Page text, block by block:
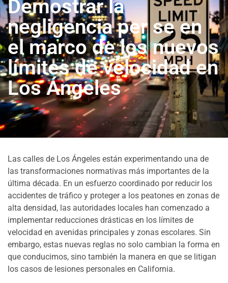
Demostrar la
negligencia per se en
el marco de los nuevos
límites de velocidad en
Los Ángeles
Las calles de Los Ángeles están experimentando una de
las transformaciones normativas más importantes de la
última década. En un esfuerzo coordinado por reducir los
accidentes de tráfico y proteger a los peatones en zonas de
alta densidad, las autoridades locales han comenzado a
implementar reducciones drásticas en los límites de
velocidad en avenidas principales y zonas escolares. Sin
embargo, estas nuevas reglas no solo cambian la forma en
que conducimos, sino también la manera en que se litigan
los casos de lesiones personales en California.